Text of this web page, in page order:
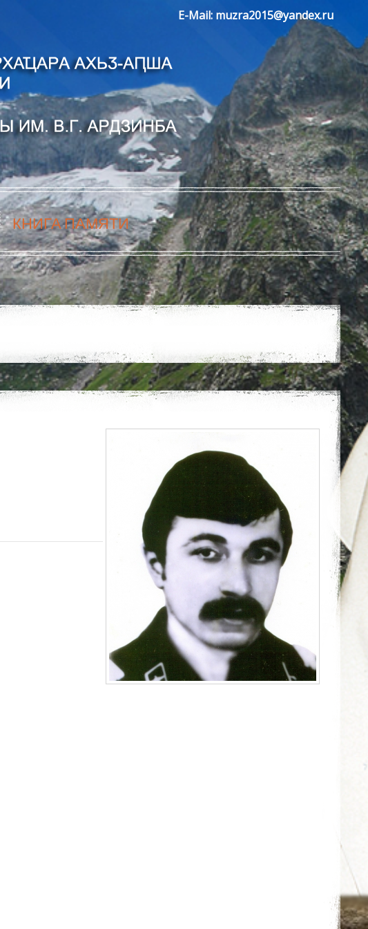
E-Mail: muzra2015@yandex.ru
КНИГА ПАМЯТИ